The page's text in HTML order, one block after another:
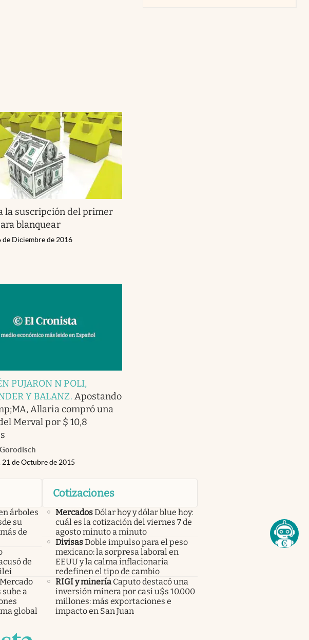
la suscripción del primer
blanquear
de Diciembre de 2016
PUJARON N POLI,
Y BALANZ. Apostando
Allaria compró una
Merval por $ 10,8
21 de Octubre de 2015
árboles
su
de
de
Mercado
a
global
Cotizaciones
MercadosDólar hoy y dólar blue hoy:
cuál es la cotización del viernes 7 de
agosto minuto a minuto
DivisasDoble impulso para el peso
mexicano: la sorpresa laboral en
EEUU y la calma inflacionaria
redefinen el tipo de cambio
RIGI y minería Caputo destacó una
inversión minera por casi u$s 10.000
millones: más exportaciones e
impacto en San Juan